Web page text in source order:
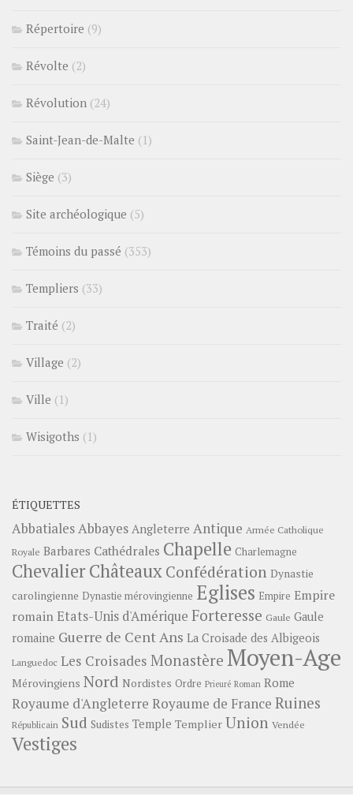
Répertoire (9)
Révolte (2)
Révolution (24)
Saint-Jean-de-Malte (1)
Siège (3)
Site archéologique (5)
Témoins du passé (353)
Templiers (33)
Traité (2)
Village (2)
Ville (1)
Wisigoths (1)
ÉTIQUETTES
AbbatialesAbbayes Angleterre Antique Armée Catholique
Royale Barbares Cathédrales Chapelle Charlemagne
ChevalierChâteauxConfédération Dynastie
carolingienne Dynastie mérovingienne Eglises Empire Empire
romainEtats-Unis d'Amérique Forteresse Gaule Gaule
romaine Guerre de Cent Ans La Croisade des Albigeois
Languedoc Les Croisades Monastère Moyen-Age
Mérovingiens Nord Nordistes Ordre Prieuré Roman Rome
Royaume d'Angleterre Royaume de France Ruines
Républicain Sud Sudistes Temple Templier Union Vendée
Vestiges